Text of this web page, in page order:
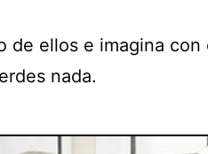
de ellos e imagina con
nada.